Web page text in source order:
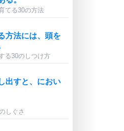
てる30の方法
方法には、頭を
る30のしつけ方
出すと、におい
しぐさ